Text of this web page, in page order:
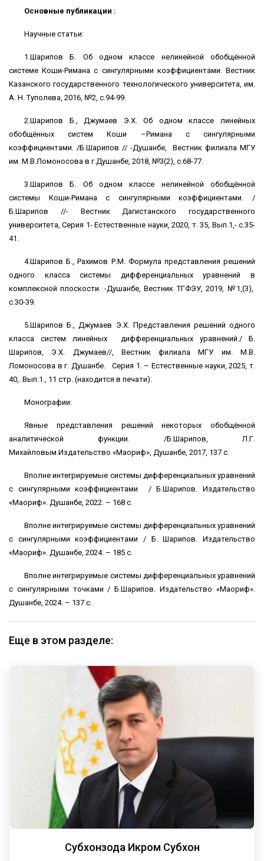
Основные публикации :
Научные статьи:
1.Шарипов Б. Об одном классе нелинейной обобщённой
системе Коши-Римана с сингулярными коэффициентами. Вестник
Казанского государственного технологического университета, им.
А. Н. Туполева, 2016, №2, с.94-99.
2.Шарипов Б., Джумаев Э.Х. Об одном классе линейных
обобщённых систем Коши –Римана с сингулярными
коэффициентами. /Б.Шарипов // -Душанбе, Вестник филиала МГУ
им. М.В.Ломоносова в г.Душанбе, 2018, №3(2), с.68-77.
3.Шарипов Б. Об одном классе нелинейной обобщённой
системы Коши-Римана с сингулярными коэффициентами. /
Б.Шарипов //- Вестник Дагистанского государственного
университета, Серия 1- Естественные науки, 2020, т. 35, Вып.1,- с.35-
41.
4.Шарипов Б., Рахимов Р.М. Формула представления решений
одного класса системы дифференциальных уравнений в
комплексной плоскости. -Душанбе, Вестник ТГФЭУ, 2019, №1,(3),
с.30-39.
5.Шарипов Б., Джумаев Э.Х. Представления решений одного
класса систем линейных дифференциальных уравнений./ Б.
Шарипов, Э.Х. Джумаев//, Вестник филиала МГУ им. М.В.
Ломоносова в г. Душанбе. Серия 1. – Естественные науки, 2025, т.
40,. Вып.1., 11 стр. (находится в печати).
Монографии:
Явные представления решений некоторых обобщённой
аналитической функции. /Б.Шарипов, Л.Г.
Михайловым.Издательство «Маориф», Душанбе, 2017, 137 с.
Вполне интегрируемые системы дифференциальных уравнений
с сингулярными коэффициентами / Б.Шарипов. Издательство
«Маориф». Душанбе, 2022. – 168 с.
Вполне интегрируемые системы дифференциальных уравнений
с сингулярными коэффициентами / Б. Шарипов. Издательство
«Маориф». Душанбе, 2024. – 185 с.
Вполне интегрируемые системы дифференциальных уравнений
с сингулярными точками / Б.Шарипов. Издательство «Маориф».
Душанбе, 2024. – 137 с.
Еще в этом разделе:
Субхонзода Икром Субхон